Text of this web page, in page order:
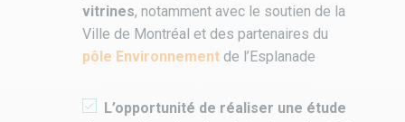
vitrines, notamment avec le soutien de la
Ville de Montréal et des partenaires du
pôle Environnement de l’Esplanade
L’opportunité de réaliser une étude